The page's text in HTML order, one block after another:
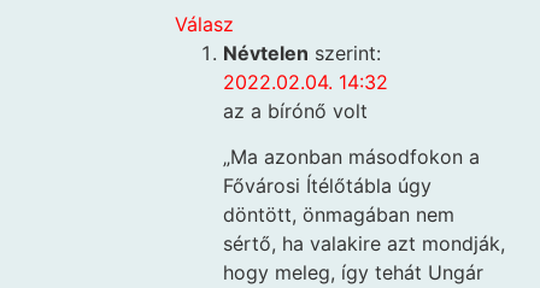
Válasz
Névtelen szerint:
2022.02.04. 14:32
az a bírónő volt
„Ma azonban másodfokon a
Fővárosi Ítélőtábla úgy
döntött, önmagában nem
sértő, ha valakire azt mondják,
hogy meleg, így tehát Ungár